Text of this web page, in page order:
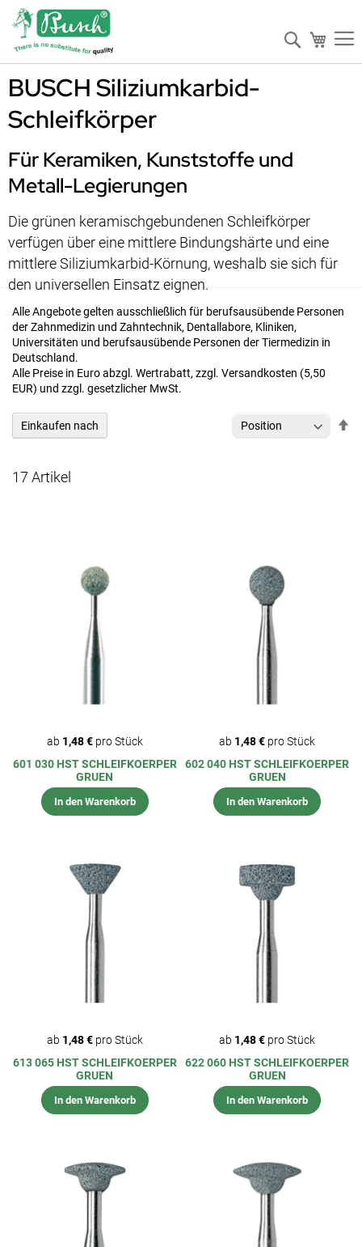
Mein
Suche
BUSCH Siliziumkarbid-
Schleifkörper
Für Keramiken, Kunststoffe und
Metall-Legierungen
Die grünen keramischgebundenen Schleifkörper
verfügen über eine mittlere Bindungshärte und eine
mittlere Siliziumkarbid-Körnung, weshalb sie sich für
den universellen Einsatz eignen.
Alle Angebote gelten ausschließlich für berufsausübende Personen
der Zahnmedizin und Zahntechnik, Dentallabore, Kliniken,
Universitäten und berufsausübende Personen der Tiermedizin in
Deutschland.
Alle Preise in Euro abzgl. Wertrabatt, zzgl. Versandkosten (5,50
EUR) und zzgl. gesetzlicher MwSt.
17 Artikel
ab 1,48 €pro Stück
601 030 HST SCHLEIFKOERPER
GRUEN
In den Warenkorb
ab 1,48 € pro Stück
602 040 HST SCHLEIFKOERPER
GRUEN
In den Warenkorb
ab 1,48 €pro Stück
613 065 HST SCHLEIFKOERPER
GRUEN
In den Warenkorb
ab 1,48 € pro Stück
622 060 HST SCHLEIFKOERPER
GRUEN
In den Warenkorb
Einkaufen nach